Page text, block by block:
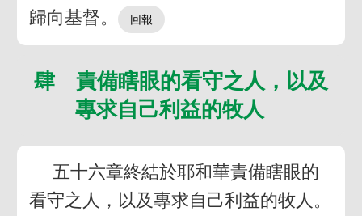
歸向基督。
肆 責備瞎眼的看守之人，以及
專求自己利益的牧人
五十六章終結於耶和華責備瞎眼的
看守之人，以及專求自己利益的牧人。